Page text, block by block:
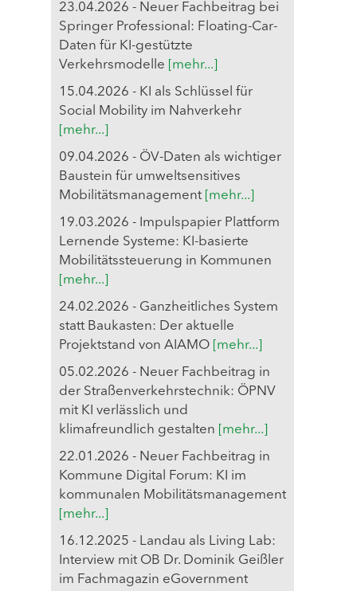
23.04.2026 - Neuer Fachbeitrag bei
Springer Professional: Floating-Car-
Daten für KI-gestützte
Verkehrsmodelle
[mehr...]
15.04.2026 - KI als Schlüssel für
Social Mobility im Nahverkehr
[mehr...]
09.04.2026 - ÖV-Daten als wichtiger
Baustein für umweltsensitives
Mobilitätsmanagement [mehr...]
19.03.2026 - Impulspapier Plattform
Lernende Systeme: KI-basierte
Mobilitätssteuerung in Kommunen
[mehr...]
24.02.2026 - Ganzheitliches System
statt Baukasten: Der aktuelle
Projektstand von AIAMO [mehr...]
05.02.2026 - Neuer Fachbeitrag in
der Straßenverkehrstechnik: ÖPNV
mit KI verlässlich und
klimafreundlich gestalten
[mehr...]
22.01.2026 - Neuer Fachbeitrag in
Kommune Digital Forum: KI im
kommunalen Mobilitätsmanagement
[mehr...]
16.12.2025 - Landau als Living Lab:
Interview mit OB Dr. Dominik Geißler
im Fachmagazin eGovernment